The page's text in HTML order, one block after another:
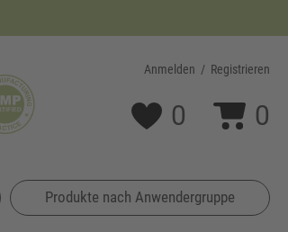
Anmelden / Registrieren
0 0
Produkte nach Anwendergruppe